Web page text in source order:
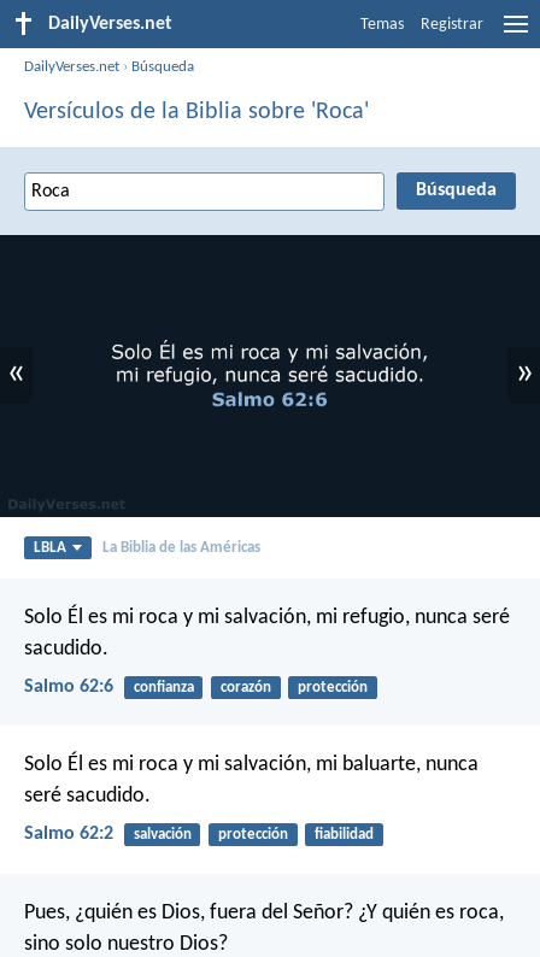
DailyVerses.net Temas Registrar
DailyVerses.net › Búsqueda
Versículos de la Biblia sobre 'Roca'
« »
LBLA La Biblia de las Américas
Solo Él es mi roca y mi salvación, mi refugio, nunca seré
sacudido.
Salmo 62:6 confianza corazón protección
Solo Él es mi roca y mi salvación, mi baluarte, nunca
seré sacudido.
Salmo 62:2 salvación protección fiabilidad
Pues, ¿quién es Dios, fuera del Señor? ¿Y quién es roca,
sino solo nuestro Dios?